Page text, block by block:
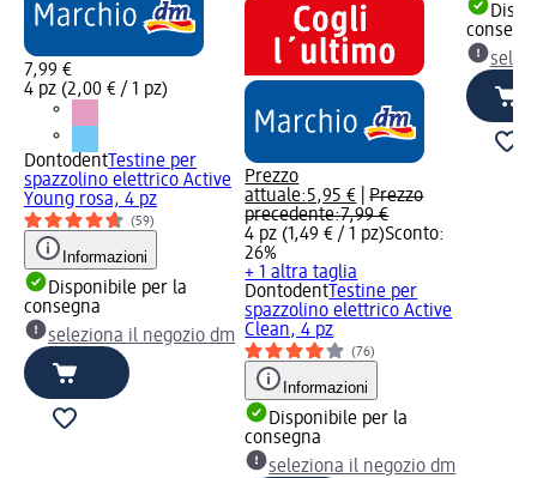
7,99 €
4 pz (2,00 € / 1 pz)
Dontodent Testine per
spazzolino elettrico Active
Young rosa, 4 pz
(59)
Informazioni
Disponibile per la
consegna
seleziona il negozio dm
Prezzo
attuale:5,95 € |Prezzo
precedente:7,99 €
4 pz (1,49 € / 1 pz)Sconto:
26%
+ 1 altra taglia
Dontodent Testine per
spazzolino elettrico Active
Clean, 4 pz
(76)
Informazioni
Disponibile per la
consegna
seleziona il negozio dm